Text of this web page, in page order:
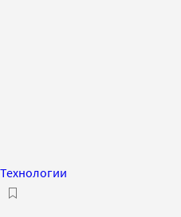
Технологии